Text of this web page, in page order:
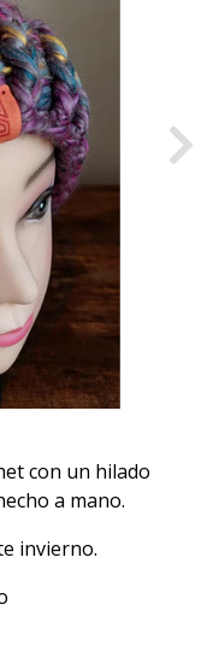
con un hilado
a mano.
invierno.